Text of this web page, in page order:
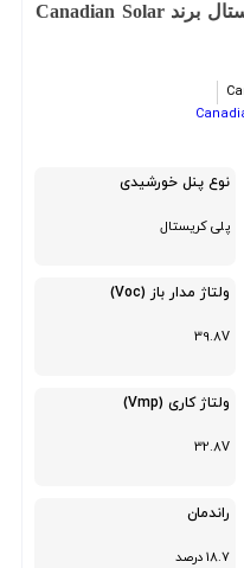
نوع پنل خورشیدی
پلی کریستال
ولتاژ مدار باز (Voc)
ولتاژ کاری (Vmp)
راندمان
18.7 درصد